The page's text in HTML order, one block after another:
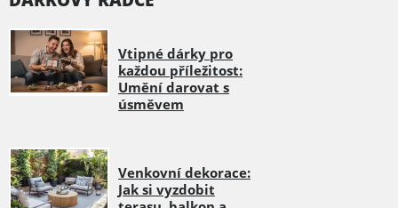
Vtipné dárky pro
každou příležitost:
Umění darovat s
úsměvem
Venkovní dekorace:
Jak si vyzdobit